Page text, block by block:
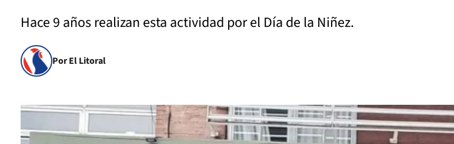
Hace 9 años realizan esta actividad por el Día de la Niñez.
Por El Litoral